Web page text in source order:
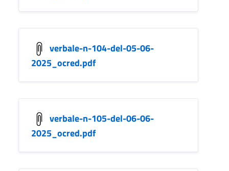
verbale-n-104-del-05-06-
2025_ocred.pdf
verbale-n-105-del-06-06-
2025_ocred.pdf